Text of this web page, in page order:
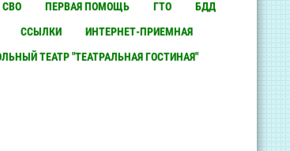
СВО ПЕРВАЯ ПОМОЩЬ ГТО
БДД
ССЫЛКИ
ИНТЕРНЕТ-ПРИЕМНАЯ
ТЕАТР "ТЕАТРАЛЬНАЯ ГОСТИНАЯ"